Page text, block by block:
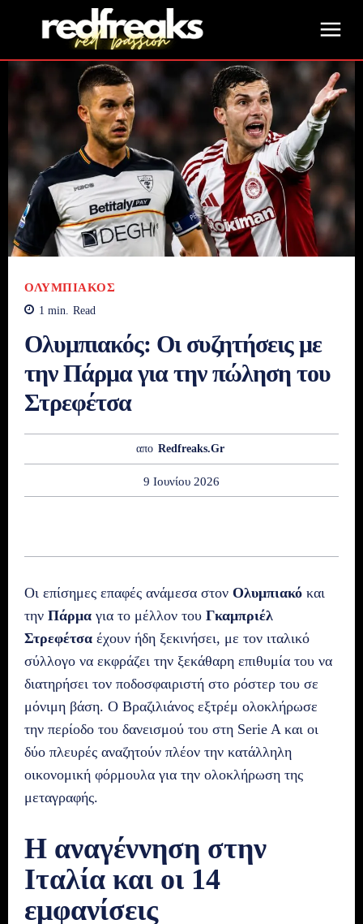
ΟΛΥΜΠΙΑΚΌΣ
1 min. Read
Ολυμπιακός: Οι συζητήσεις με
την Πάρμα για την πώληση του
Στρεφέτσα
απο Redfreaks.gr
9 Ιουνίου 2026
Οι επίσημες επαφές ανάμεσα στον Ολυμπιακό και
την Πάρμα για το μέλλον του Γκαμπριέλ
Στρεφέτσα έχουν ήδη ξεκινήσει, με τον ιταλικό
σύλλογο να εκφράζει την ξεκάθαρη επιθυμία του να
διατηρήσει τον ποδοσφαιριστή στο ρόστερ του σε
μόνιμη βάση. Ο Βραζιλιάνος εξτρέμ ολοκλήρωσε
την περίοδο του δανεισμού του στη Serie A και οι
δύο πλευρές αναζητούν πλέον την κατάλληλη
οικονομική φόρμουλα για την ολοκλήρωση της
μεταγραφής.
Η αναγέννηση στην
Ιταλία και οι 14
εμφανίσεις